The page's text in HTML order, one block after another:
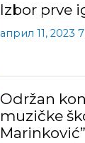
Izbor prve
април 11, 2023
Održan
muzičke